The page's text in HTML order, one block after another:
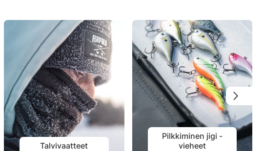
Talvivaatteet
Pilkkiminen jigi -
vieheet